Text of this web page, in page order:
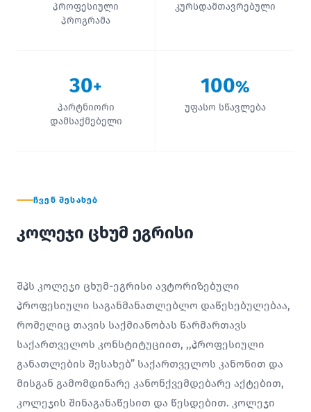
პროფესიული
პროგრამა
კურსდამთავრებული
30+
პარტნიორი
დამსაქმებელი
100%
უფასო სწავლება
ᲩᲕᲔᲜ ᲨᲔᲡᲐᲮᲔᲑ
კოლეჯი ცხუმ ეგრისი
შპს კოლეჯი ცხუმ-ეგრისი ავტორიზებული
პროფესიული საგანმანათლებლო დაწესებულებაა,
რომელიც თავის საქმიანობას წარმართავს
საქართველოს კონსტიტუციით, ,,პროფესიული
განათლების შესახებ” საქართველოს კანონით და
მისგან გამომდინარე კანონქვემდებარე აქტებით,
კოლეჯის შინაგანაწესით და წესდებით. კოლეჯი